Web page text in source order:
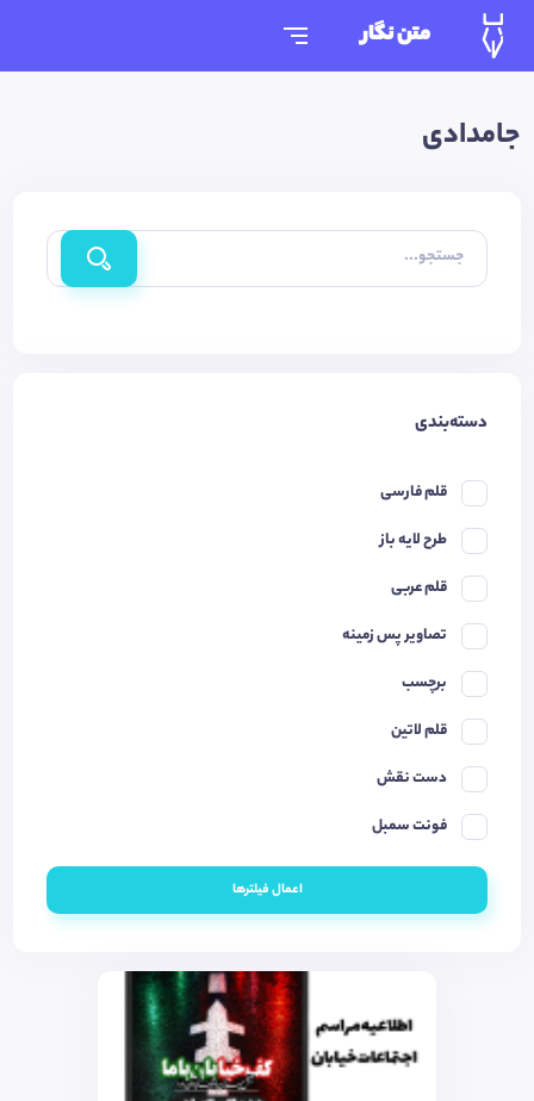
متن نگار
جامدادی
جستجو...
دسته‌بندی
قلم فارسی
طرح لایه باز
قلم عربی
تصاویر پس زمینه
برچسب
قلم لاتین
دست نقش
فونت سمبل
اعمال فیلترها